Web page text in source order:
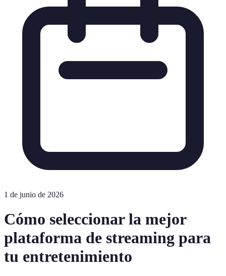
1 de junio de 2026
Cómo seleccionar la mejor
plataforma de streaming para
tu entretenimiento